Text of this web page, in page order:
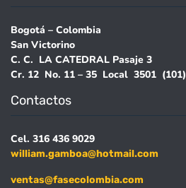
Bogotá – Colombia
San Victorino
C. C. LA CATEDRAL Pasaje 3
Cr. 12 No. 11 – 35 Local 3501 (101)
Contactos
Cel. 316 436 9029
william.gamboa@hotmail.com
ventas@fasecolombia.com